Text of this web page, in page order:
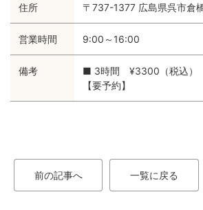
住所 〒737-1377 広島県呉市倉
営業時間 9:00～16:00
備考
■ 3時間 ¥3300（税込）
【要予約】
前の記事へ 一覧に戻る